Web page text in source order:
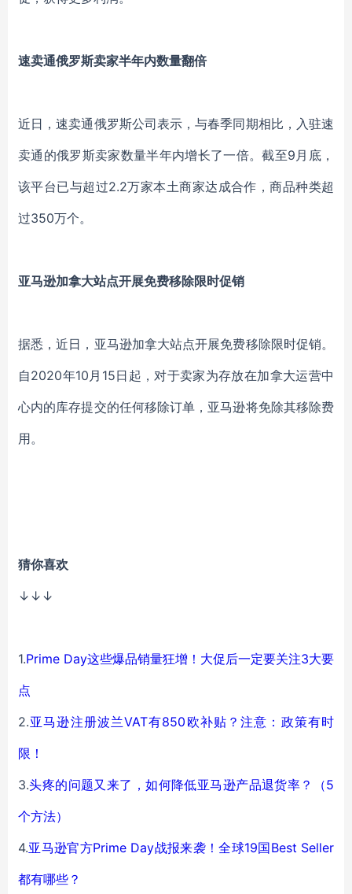
速卖通俄罗斯卖家半年内数量翻倍
近日，速卖通俄罗斯公司表示，与春季同期相比，入驻速
卖通的俄罗斯卖家数量半年内增长了一倍。截至9月底，
该平台已与超过2.2万家本土商家达成合作，商品种类超
过350万个。
亚马逊加拿大站点开展免费移除限时促销
据悉，近日，亚马逊加拿大站点开展免费移除限时促销。
自2020年10月15日起，对于卖家为存放在加拿大运营中
心内的库存提交的任何移除订单，亚马逊将免除其移除费
用。
猜你喜欢
↓↓↓
1.Prime Day这些爆品销量狂增！大促后一定要关注3大要
点
2.亚马逊注册波兰VAT有850欧补贴？注意：政策有时
限！
3.头疼的问题又来了，如何降低亚马逊产品退货率？（5
个方法）
4.亚马逊官方Prime Day战报来袭！全球19国Best Seller
都有哪些？